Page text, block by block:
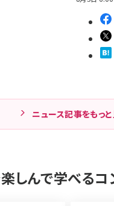
ニュース記事をもっ
しんで学べるコ